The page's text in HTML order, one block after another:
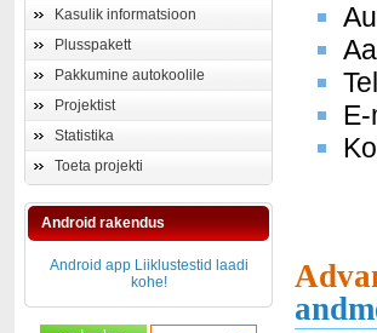
Kasulik informatsioon
Plusspakett
Pakkumine autokoolile
Projektist
Statistika
Toeta projekti
Android rakendus
Android app Liiklustestid laadi
kohe!